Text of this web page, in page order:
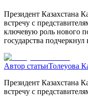
Президент Казахстана
встречу с
ключевую роль нового
государства подчеркнул
Автор статьиТолеуова
Президент Казахстана
встречу с